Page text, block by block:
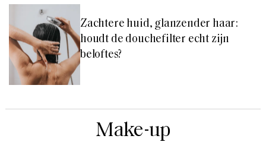
Zachtere huid, glanzender haar:
houdt de douchefilter echt zijn
beloftes?
Make-up